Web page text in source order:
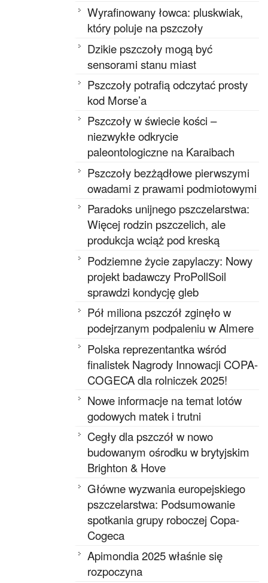
Wyrafinowany łowca: pluskwiak,
który poluje na pszczoły
Dzikie pszczoły mogą być
sensorami stanu miast
Pszczoły potrafią odczytać prosty
kod Morse’a
Pszczoły w świecie kości –
niezwykłe odkrycie
paleontologiczne na Karaibach
Pszczoły bezżądłowe pierwszymi
owadami z prawami podmiotowymi
Paradoks unijnego pszczelarstwa:
Więcej rodzin pszczelich, ale
produkcja wciąż pod kreską
Podziemne życie zapylaczy: Nowy
projekt badawczy ProPollSoil
sprawdzi kondycję gleb
Pół miliona pszczół zginęło w
podejrzanym podpaleniu w Almere
Polska reprezentantka wśród
finalistek Nagrody Innowacji COPA-
COGECA dla rolniczek 2025!
Nowe informacje na temat lotów
godowych matek i trutni
Cegły dla pszczół w nowo
budowanym ośrodku w brytyjskim
Brighton & Hove
Główne wyzwania europejskiego
pszczelarstwa: Podsumowanie
spotkania grupy roboczej Copa-
Cogeca
Apimondia 2025 właśnie się
rozpoczyna